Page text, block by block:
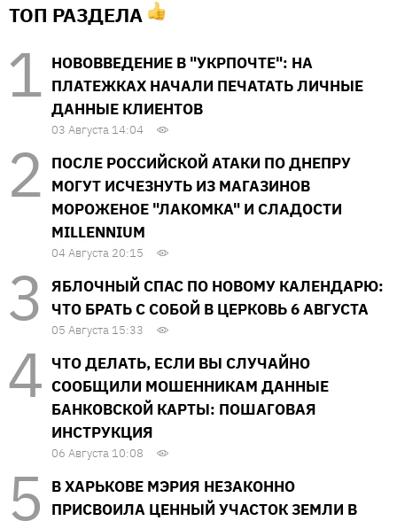
ТОП РАЗДЕЛА
НОВОВВЕДЕНИЕ В "УКРПОЧТЕ": НА
ПЛАТЕЖКАХ НАЧАЛИ ПЕЧАТАТЬ ЛИЧНЫЕ
ДАННЫЕ КЛИЕНТОВ
03 Августа 14:04
ПОСЛЕ РОССИЙСКОЙ АТАКИ ПО ДНЕПРУ
МОГУТ ИСЧЕЗНУТЬ ИЗ МАГАЗИНОВ
МОРОЖЕНОЕ "ЛАКОМКА" И СЛАДОСТИ
MILLENNIUM
04 Августа 20:15
ЯБЛОЧНЫЙ СПАС ПО НОВОМУ КАЛЕНДАРЮ:
ЧТО БРАТЬ С СОБОЙ В ЦЕРКОВЬ 6 АВГУСТА
05 Августа 15:33
ЧТО ДЕЛАТЬ, ЕСЛИ ВЫ СЛУЧАЙНО
СООБЩИЛИ МОШЕННИКАМ ДАННЫЕ
БАНКОВСКОЙ КАРТЫ: ПОШАГОВАЯ
ИНСТРУКЦИЯ
06 Августа 10:08
В ХАРЬКОВЕ МЭРИЯ НЕЗАКОННО
ПРИСВОИЛА ЦЕННЫЙ УЧАСТОК ЗЕМЛИ В